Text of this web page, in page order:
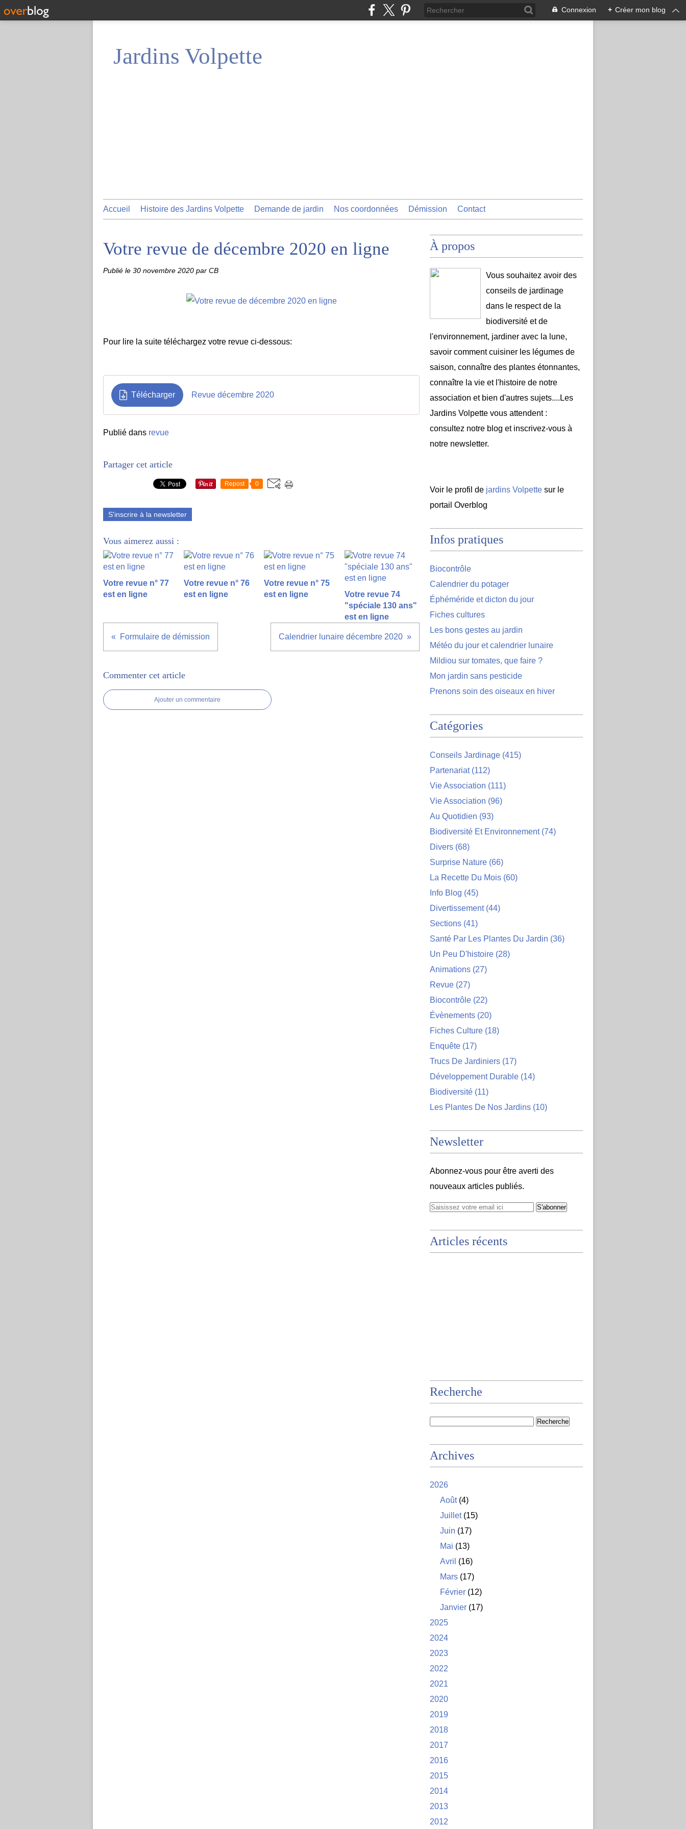
Connexion + Créer mon blog
Jardins Volpette
Accueil Histoire des Jardins Volpette Demande de jardin Nos coordonnées Démission Contact
Votre revue de décembre 2020 en ligne
Publié le 30 novembre 2020 par CB
Pour lire la suite téléchargez votre revue ci-dessous:
Télécharger Revue décembre 2020
Publié dans revue
Partager cet article
Repost 0
S'inscrire à la newsletter
Vous aimerez aussi :
Votre revue n° 77
est en ligne
Votre revue n° 76
est en ligne
Votre revue n° 75
est en ligne
Votre revue 74
"spéciale 130 ans"
est en ligne
Formulaire de démission Calendrier lunaire décembre 2020
Commenter cet article
Ajouter un commentaire
À propos
Vous souhaitez avoir des
conseils de jardinage
dans le respect de la
biodiversité et de
l'environnement, jardiner avec la lune,
savoir comment cuisiner les légumes de
saison, connaître des plantes étonnantes,
connaître la vie et l'histoire de notre
association et bien d'autres sujets....Les
Jardins Volpette vous attendent :
consultez notre blog et inscrivez-vous à
notre newsletter.
Voir le profil de jardins Volpette sur le
portail Overblog
Infos pratiques
Biocontrôle
Calendrier du potager
Éphéméride et dicton du jour
Fiches cultures
Les bons gestes au jardin
Météo du jour et calendrier lunaire
Mildiou sur tomates, que faire ?
Mon jardin sans pesticide
Prenons soin des oiseaux en hiver
Catégories
Conseils Jardinage (415)
Partenariat(112)
Vie Association (111)
Vie Association (96)
Au Quotidien (93)
Biodiversité Et Environnement(74)
Divers (68)
Surprise Nature (66)
La Recette Du Mois (60)
Info Blog (45)
Divertissement(44)
Sections (41)
Santé Par Les Plantes Du Jardin (36)
Un Peu D'histoire (28)
Animations (27)
Revue (27)
Biocontrôle (22)
Évènements (20)
Fiches Culture (18)
Enquête (17)
Trucs De Jardiniers (17)
Développement Durable (14)
Biodiversité (11)
Les Plantes De Nos Jardins (10)
Newsletter
Abonnez-vous pour être averti des
nouveaux articles publiés.
Articles récents
Recherche
Archives
2026
Août(4)
Juillet(15)
Juin (17)
Mai (13)
Avril (16)
Mars (17)
Février (12)
Janvier (17)
2025
2024
2023
2022
2021
2020
2019
2018
2017
2016
2015
2014
2013
2012